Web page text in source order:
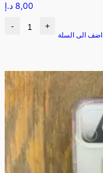
8,00 د.إ
- +
اضف الى السلة